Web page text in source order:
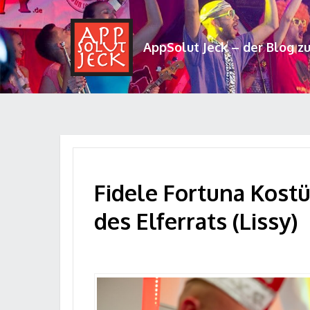
AppSolut Jeck – der Blog
Fidele Fortuna
des Elferrats (Lissy)